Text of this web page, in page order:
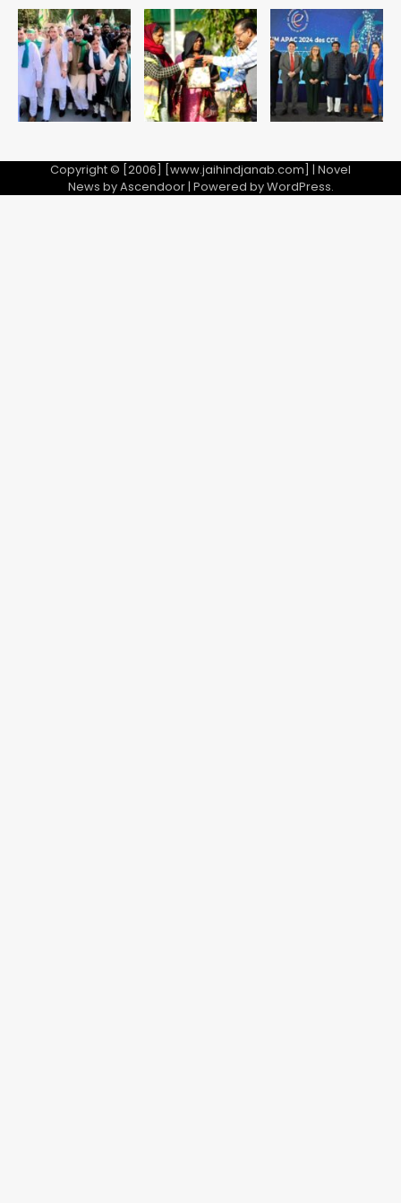
5
Shaheen Bagh News: बारिश के बाद
शाहीन बाग में जलभराव और गड्ढे, सीवर काम से
लोग परेशान
Avinash Kumar
Copyright © [2006] [www.jaihindjanab.com] | Novel
News byAscendoor| Powered byWordPress.